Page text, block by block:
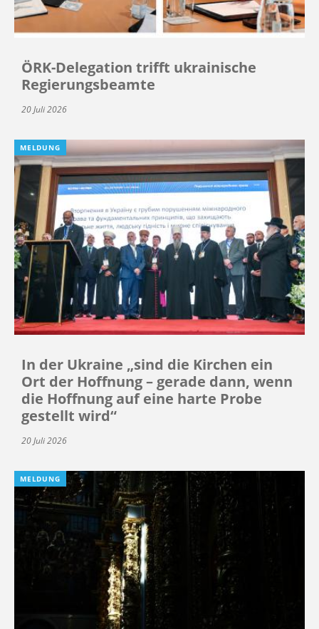
ÖRK-Delegation trifft ukrainische
Regierungsbeamte
20 Juli 2026
MELDUNG
In der Ukraine „sind die Kirchen ein
Ort der Hoffnung – gerade dann, wenn
die Hoffnung auf eine harte Probe
gestellt wird“
20 Juli 2026
MELDUNG